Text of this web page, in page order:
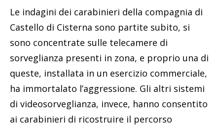
Le indagini dei carabinieri della compagnia di
Castello di Cisterna sono partite subito, si
sono concentrate sulle telecamere di
sorveglianza presenti in zona, e proprio una di
queste, installata in un esercizio commerciale,
ha immortalato l’aggressione. Gli altri sistemi
di videosorveglianza, invece, hanno consentito
ai carabinieri di ricostruire il percorso